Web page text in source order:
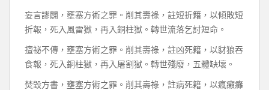
妄言謬闢，壅塞方術之罪。削其壽祿，註短折籍，以傾敗短
折報，死入風雷獄，再入銅柱獄。轉世流落乞討短命。
擅祕不傳，壅塞方術之罪。削其壽祿，註凶死籍，以豺狼吞
食報，死入銅柱獄，再入屠割獄。轉世殘廢，五體缺壞。
焚毀方書，壅塞方術之罪。削其壽祿，註病死籍，以瘋癩癱